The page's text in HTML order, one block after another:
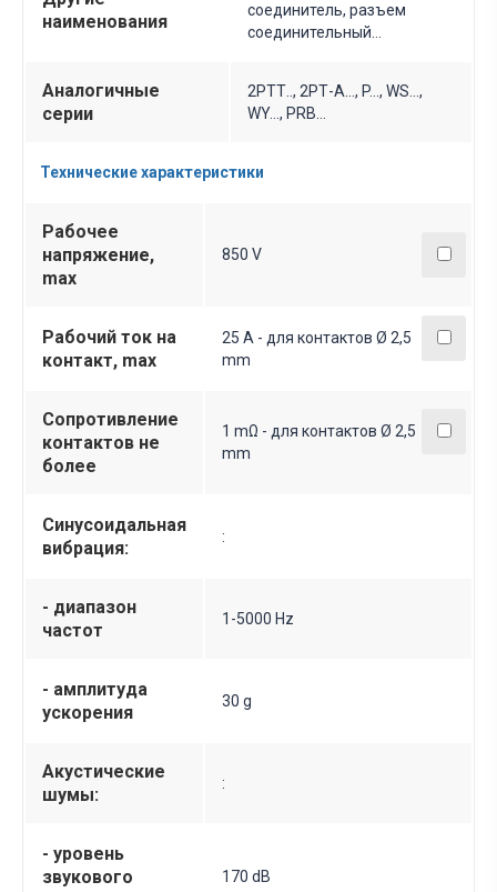
наименования
соединитель, разъем
соединительный…
Аналогичные
серии
2РТТ.., 2РТ-А…, P…, WS...,
WY…, PRB…
Технические характеристики
Рабочее
напряжение,
max
850 V
Рабочий ток на
контакт, max
25 A - для контактов Ø 2,5
mm
Сопротивление
контактов не
более
1 mΩ - для контактов Ø 2,5
mm
Синусоидальная
вибрация:
:
- диапазон
частот
1-5000 Hz
- амплитуда
ускорения
30 g
Акустические
шумы:
:
- уровень
звукового
170 dB